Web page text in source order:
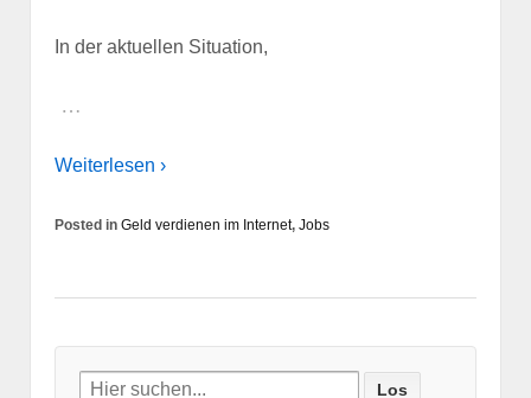
In der aktuellen Situation,
…
Weiterlesen ›
Posted in Geld verdienen im Internet, Jobs
Search